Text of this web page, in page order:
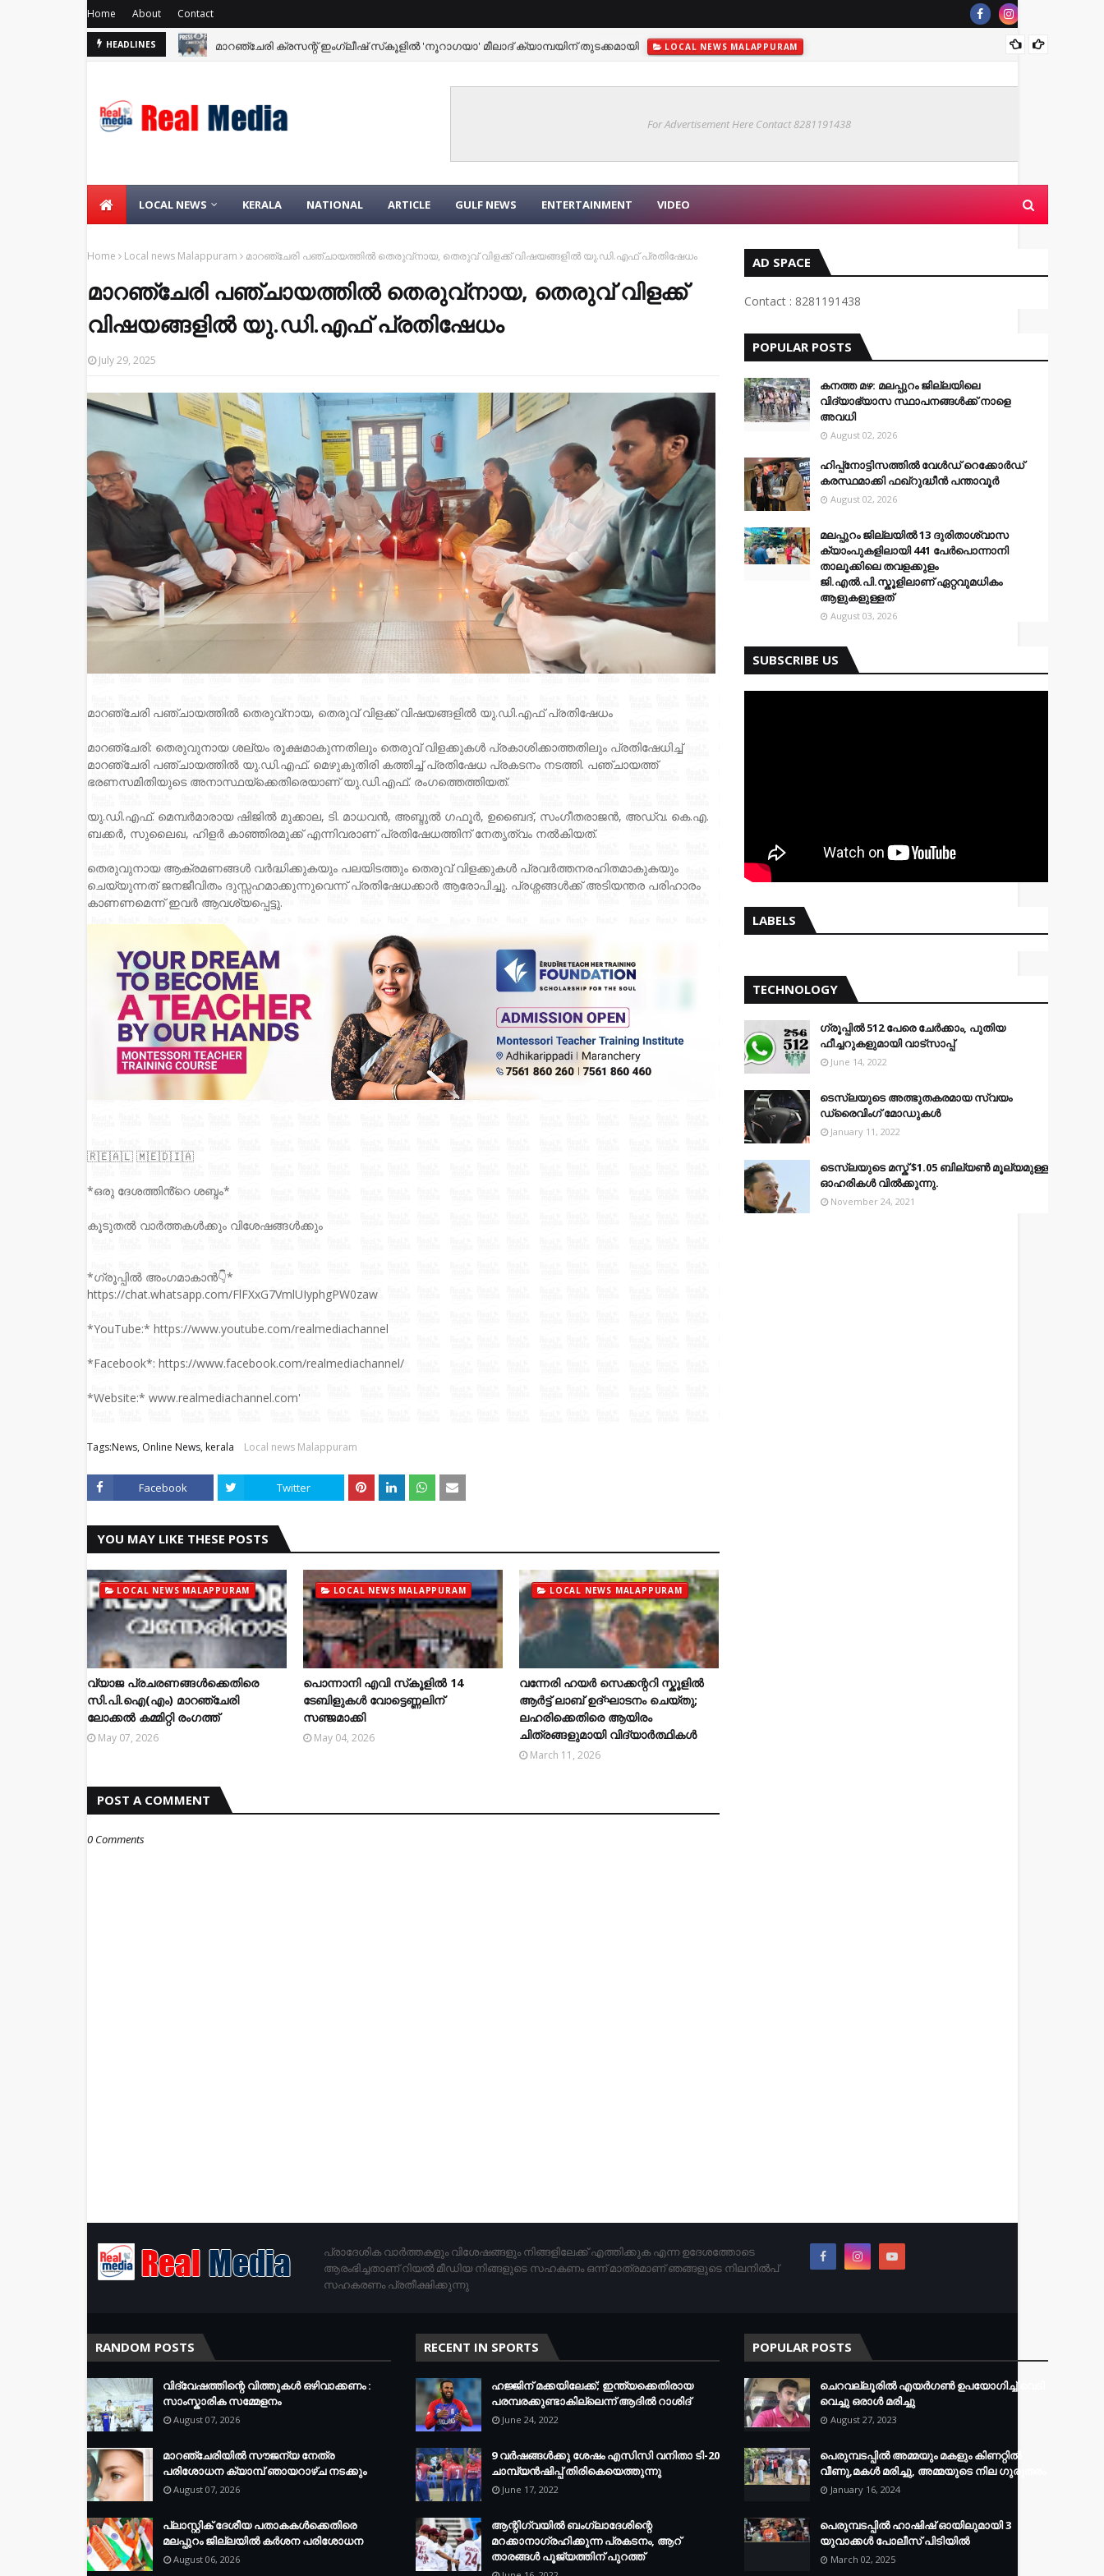
Home About Contact
HEADLINES മാറഞ്ചേരി ക്രസന്റ് ഇംഗ്ലീഷ് സ്‌കൂളില്‍ 'നൂറാഗയാ' മീലാദ് ക്യാമ്പയിന് തുടക്കമായി LOCAL NEWS MALAPPURAM
For Advertisement Here Contact 8281191438
LOCAL NEWS KERALA NATIONAL ARTICLE GULF NEWS ENTERTAINMENT VIDEO
Home Local news Malappuram മാറഞ്ചേരി പഞ്ചായത്തിൽ തെരുവ്‌നായ, തെരുവ് വിളക്ക് വിഷയങ്ങളിൽ യു.ഡി.എഫ് പ്രതിഷേധം
മാറഞ്ചേരി പഞ്ചായത്തിൽ തെരുവ്‌നായ, തെരുവ് വിളക്ക്
വിഷയങ്ങളിൽ യു.ഡി.എഫ് പ്രതിഷേധം
July 29, 2025
മാറഞ്ചേരി പഞ്ചായത്തിൽ തെരുവ്‌നായ, തെരുവ് വിളക്ക് വിഷയങ്ങളിൽ യു.ഡി.എഫ് പ്രതിഷേധം
മാറഞ്ചേരി: തെരുവുനായ ശല്യം രൂക്ഷമാകുന്നതിലും തെരുവ് വിളക്കുകൾ പ്രകാശിക്കാത്തതിലും പ്രതിഷേധിച്ച്
മാറഞ്ചേരി പഞ്ചായത്തിൽ യു.ഡി.എഫ്. മെഴുകുതിരി കത്തിച്ച് പ്രതിഷേധ പ്രകടനം നടത്തി. പഞ്ചായത്ത്
ഭരണസമിതിയുടെ അനാസ്ഥയ്ക്കെതിരെയാണ് യു.ഡി.എഫ്. രംഗത്തെത്തിയത്.
യു.ഡി.എഫ്. മെമ്പർമാരായ ഷിജിൽ മുക്കാല, ടി. മാധവൻ, അബ്ദുൽ ഗഫൂർ, ഉബൈദ്, സംഗീതരാജൻ, അഡ്വ. കെ.എ.
ബക്കർ, സുലൈഖ, ഹിളർ കാഞ്ഞിരമുക്ക് എന്നിവരാണ് പ്രതിഷേധത്തിന് നേതൃത്വം നൽകിയത്.
തെരുവുനായ ആക്രമണങ്ങൾ വർദ്ധിക്കുകയും പലയിടത്തും തെരുവ് വിളക്കുകൾ പ്രവർത്തനരഹിതമാകുകയും
ചെയ്യുന്നത് ജനജീവിതം ദുസ്സഹമാക്കുന്നുവെന്ന് പ്രതിഷേധക്കാർ ആരോപിച്ചു. പ്രശ്നങ്ങൾക്ക് അടിയന്തര പരിഹാരം
കാണണമെന്ന് ഇവർ ആവശ്യപ്പെട്ടു.
🇷‌🇪‌🇦‌🇱‌ 🇲‌🇪‌🇩‌🇮‌🇦‌
*ഒരു ദേശത്തിൻ്റെ ശബ്ദം*
കൂടുതല്‍ വാർത്തകൾക്കും വിശേഷങ്ങൾക്കും
*ഗ്രൂപ്പിൽ അംഗമാകാൻ👇*
https://chat.whatsapp.com/FlFXxG7VmlUIyphgPW0zaw
*YouTube:* https://www.youtube.com/realmediachannel
*Facebook*: https://www.facebook.com/realmediachannel/
*Website:* www.realmediachannel.com'
Tags:News, Online News, kerala Local news Malappuram
Facebook Twitter
YOU MAY LIKE THESE POSTS
LOCAL NEWS MALAPPURAM
വ്യാജ പ്രചരണങ്ങൾക്കെതിരെ
സി.പി.ഐ(എം) മാറഞ്ചേരി
ലോക്കൽ കമ്മിറ്റി രംഗത്ത്
May 07, 2026
LOCAL NEWS MALAPPURAM
പൊന്നാനി എവി സ്‌കൂളിൽ 14
ടേബിളുകൾ വോട്ടെണ്ണലിന്
സഞ്ജമാക്കി
May 04, 2026
LOCAL NEWS MALAPPURAM
വന്നേരി ഹയർ സെക്കന്ററി സ്കൂളിൽ
ആർട്ട് ലാബ് ഉദ്ഘാടനം ചെയ്തു;
ലഹരിക്കെതിരെ ആയിരം
ചിത്രങ്ങളുമായി വിദ്യാർത്ഥികൾ
March 11, 2026
POST A COMMENT
0 Comments
AD SPACE
Contact : 8281191438
POPULAR POSTS
കനത്ത മഴ: മലപ്പുറം ജില്ലയിലെ
വിദ്യാഭ്യാസ സ്ഥാപനങ്ങൾക്ക് നാളെ
അവധി
August 02, 2026
ഹിപ്പ്നോട്ടിസത്തിൽ വേൾഡ് റെക്കോർഡ്
കരസ്ഥമാക്കി ഫഖ്റുദ്ധീൻ പന്താവൂർ
August 02, 2026
മലപ്പുറം ജില്ലയിൽ 13 ദുരിതാശ്വാസ
ക്യാംപുകളിലായി 441 പേർപൊന്നാനി
താലൂക്കിലെ തവളക്കുളം
ജി.എൽ.പി.സ്കൂളിലാണ് ഏറ്റവുമധികം
ആളുകളുള്ളത്
August 03, 2026
SUBSCRIBE US
LABELS
TECHNOLOGY
ഗ്രൂപ്പിൽ 512 പേരെ ചേർക്കാം, പുതിയ
ഫീച്ചറുകളുമായി വാട്സാപ്പ്
June 14, 2022
ടെസ്‌ലയുടെ അത്ഭുതകരമായ സ്വയം
ഡ്രൈവിംഗ് മോഡുകൾ
January 11, 2022
ടെസ്‌ലയുടെ മസ്ക് $1.05 ബില്യൺ മൂല്യമുള്ള
ഓഹരികൾ വിൽക്കുന്നു.
November 24, 2021
പ്രാദേശിക വാര്‍ത്തകളും വിശേഷങ്ങളും നിങ്ങളിലേക്ക് എത്തിക്കുക എന്ന ഉദേശത്തോടെ
ആരംഭിച്ചതാണ് റിയൽ മീഡിയ നിങ്ങളുടെ സഹകണം ഒന്ന് മാത്രമാണ് ഞങ്ങളുടെ നിലനിൽപ്
സഹകരണം പ്രതീക്ഷിക്കുന്നു
RANDOM POSTS
വിദ്വേഷത്തിന്റെ വിത്തുകൾ ഒഴിവാക്കണം :
സാംസ്കാരിക സമ്മേളനം
August 07, 2026
മാറഞ്ചേരിയിൽ സൗജന്യ നേത്ര
പരിശോധന ക്യാമ്പ് ഞായറാഴ്ച നടക്കും
August 07, 2026
പ്ലാസ്റ്റിക് ദേശീയ പതാകകള്‍ക്കെതിരെ
മലപ്പുറം ജില്ലയില്‍ കര്‍ശന പരിശോധന
August 06, 2026
RECENT IN SPORTS
ഹജ്ജിന് മക്കയിലേക്ക്; ഇന്ത്യക്കെതിരായ
പരമ്പരക്കുണ്ടാകില്ലെന്ന് ആദില്‍ റാശിദ്
June 24, 2022
9 വർഷങ്ങൾക്കു ശേഷം എസിസി വനിതാ ടി-20
ചാമ്പ്യൻഷിപ്പ് തിരികെയെത്തുന്നു
June 17, 2022
ആന്റിഗ്വയില്‍ ബംഗ്ലാദേശിന്റെ
മറക്കാനാഗ്രഹിക്കുന്ന പ്രകടനം, ആറ്
താരങ്ങള്‍ പൂജ്യത്തിന് പുറത്ത്
POPULAR POSTS
ചെറവല്ലൂരിൽ എയർഗൺ ഉപയോഗിച്ച് വെടി
വെച്ചു ഒരാൾ മരിച്ചു
August 27, 2023
പെരുമ്പടപ്പിൽ അമ്മയും മകളും കിണറ്റിൽ
വീണു,മകൾ മരിച്ചു, അമ്മയുടെ നില ഗുരുതരം
January 16, 2024
പെരുമ്പടപ്പിൽ ഹാഷിഷ് ഓയിലുമായി 3
യുവാക്കൾ പോലീസ് പിടിയിൽ
March 02, 2025